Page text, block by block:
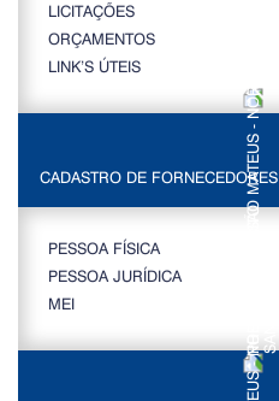
LICITAÇÕES
ORÇAMENTOS
LINK’S ÚTEIS
CADASTRO DE FORNECEDORES
PESSOA FÍSICA
PESSOA JURÍDICA
MEI